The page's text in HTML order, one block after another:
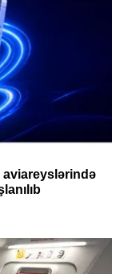
aviareyslərində